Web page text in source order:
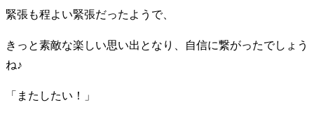
緊張も程よい緊張だったようで、
きっと素敵な楽しい思い出となり、自信に繋がったでしょう
ね♪
「またしたい！」